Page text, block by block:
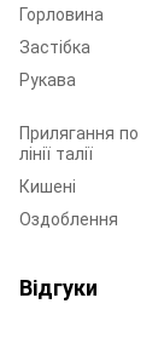
Горловина
Застібка
Рукава
Прилягання по
лінії талії
Кишені
Оздоблення
Відгуки